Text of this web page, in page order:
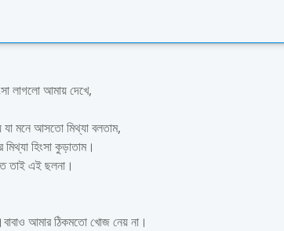
লাগলো আমায় দেখে,
যা মনে আসতো মিথ্যা বলতাম,
মিথ্যা হিংসা কুড়াতাম।
তাই এই ছলনা।
আমার ঠিকমতো খোজ নেয় না।